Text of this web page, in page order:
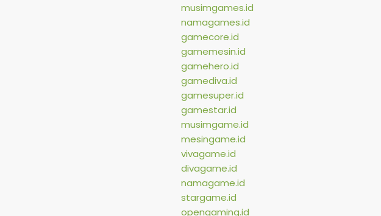
musimgames.id
namagames.id
gamecore.id
gamemesin.id
gamehero.id
gamediva.id
gamesuper.id
gamestar.id
musimgame.id
mesingame.id
vivagame.id
divagame.id
namagame.id
stargame.id
opengaming.id